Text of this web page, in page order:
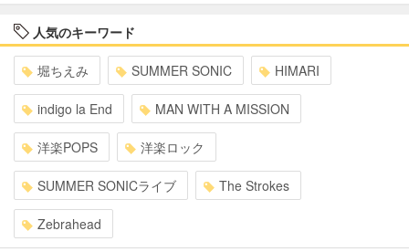
人気のキーワード
堀ちえみ SUMMER SONIC HIMARI
indigo la End MAN WITH A MISSION
洋楽POPS 洋楽ロック
SUMMER SONICライブ The Strokes
Zebrahead